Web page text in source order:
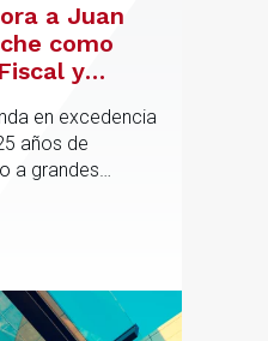
a Juan
como
y
práctica
Local
en excedencia
años de
a grandes